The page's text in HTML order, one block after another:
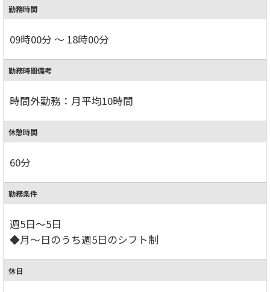
勤務時間
09時00分 ～ 18時00分
勤務時間備考
時間外勤務：月平均10時間
休憩時間
60分
勤務条件
週5日～5日
◆月～日のうち週5日のシフト制
休日